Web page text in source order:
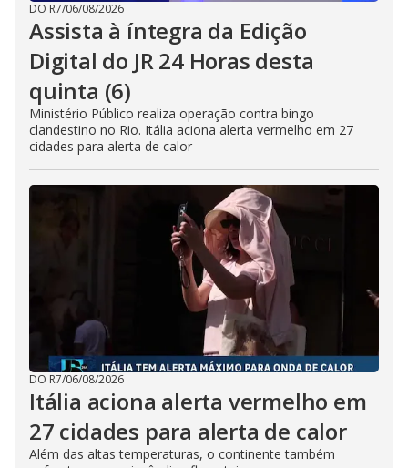
DO R7/06/08/2026
Assista à íntegra da Edição
Digital do JR 24 Horas desta
quinta (6)
Ministério Público realiza operação contra bingo
clandestino no Rio. Itália aciona alerta vermelho em 27
cidades para alerta de calor
DO R7/06/08/2026
Itália aciona alerta vermelho em
27 cidades para alerta de calor
Além das altas temperaturas, o continente também